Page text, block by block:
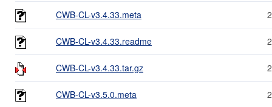
CWB-CL-v3.4.33.meta
CWB-CL-v3.4.33.readme
CWB-CL-v3.4.33.tar.gz
CWB-CL-v3.5.0.meta